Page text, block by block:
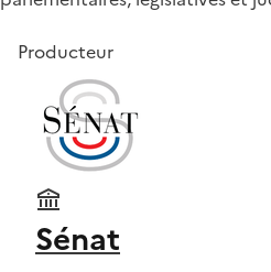
Producteur
Sénat